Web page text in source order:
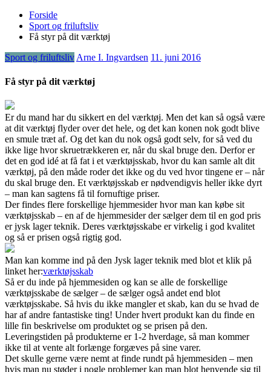
Forside
Sport og friluftsliv
Få styr på dit værktøj
Sport og friluftslivArne I. Ingvardsen 11. juni 2016
Få styr på dit værktøj
Er du mand har du sikkert en del værktøj. Men det kan så også være
at dit værktøj flyder over det hele, og det kan konen nok godt blive
en smule træt af. Og det kan du nok også godt selv, for så ved du
ikke lige hvor skruetrækkeren er, når du skal bruge den. Derfor er
det en god idé at få fat i et værktøjsskab, hvor du kan samle alt dit
værktøj, på den måde roder det ikke og du ved hvor tingene er – når
du skal bruge den. Et værktøjsskab er nødvendigvis heller ikke dyrt
– man kan sagtens få til fornuftige priser.
Der findes flere forskellige hjemmesider hvor man kan købe sit
værktøjsskab – en af de hjemmesider der sælger dem til en god pris
er jysk lager teknik. Deres værktøjsskabe er virkelig i god kvalitet
og så er prisen også rigtig god.
Man kan komme ind på den Jysk lager teknik med blot et klik på
linket her:værktøjsskab
Så er du inde på hjemmesiden og kan se alle de forskellige
værktøjsskabe de sælger – de sælger også andet end blot
værktøjsskabe. Så hvis du ikke mangler et skab, kan du se hvad de
har af andre fantastiske ting! Under hvert produkt kan du finde en
lille fin beskrivelse om produktet og se prisen på den.
Leveringstiden på produkterne er 1-2 hverdage, så man kommer
ikke til at vente alt forlænge forgæves på sine varer.
Det skulle gerne være nemt at finde rundt på hjemmesiden – men
hvis man nu støder i nogle problemer kan man blot henvende sig til